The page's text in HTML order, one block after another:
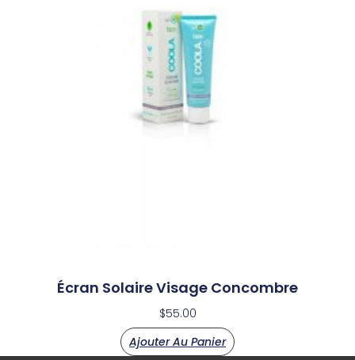
Écran Solaire Visage Concombre
$55.00
Ajouter Au Panier